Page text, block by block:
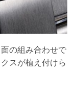
の組み合わせで
スが植え付けら